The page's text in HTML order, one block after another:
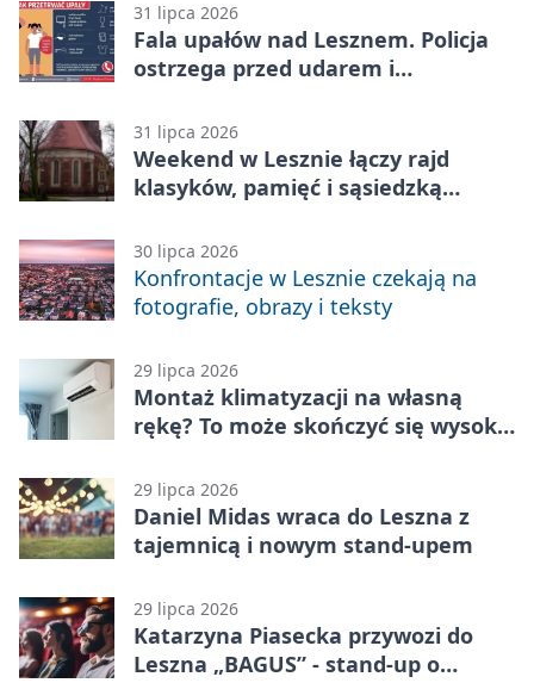
31 lipca 2026
Fala upałów nad Lesznem. Policja
ostrzega przed udarem i
31 lipca 2026
Weekend w Lesznie łączy rajd
klasyków, pamięć i sąsiedzką
30 lipca 2026
Konfrontacje w Lesznie czekają na
fotografie, obrazy i teksty
29 lipca 2026
Montaż klimatyzacji na własną
rękę? To może skończyć się wysoką
29 lipca 2026
Daniel Midas wraca do Leszna z
tajemnicą i nowym stand-upem
29 lipca 2026
Katarzyna Piasecka przywozi do
Leszna „BAGUS” - stand-up o